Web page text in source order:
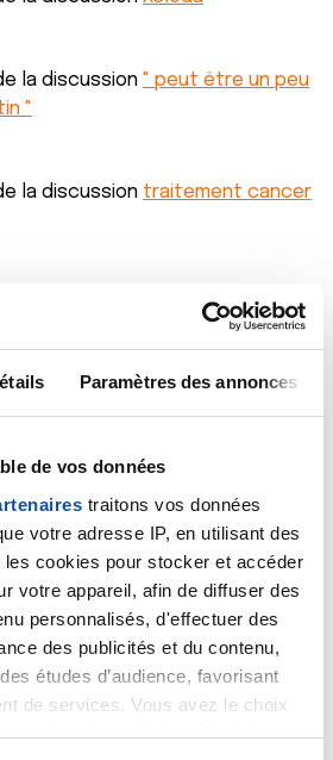
Paramètres des annonces
de vos données
traitons vos données
votre adresse IP, en utilisant des
cookies pour stocker et accéder
votre appareil, afin de diffuser des
personnalisés, d'effectuer des
des publicités et du contenu,
études d’audience, favorisant
de services. Vous avez le choix
vos données et à leurs finalités.
la discussion " peut être un peu
"
la discussion traitement cancer
Qui a raison ?
la discussionRésultats suite
la discussionQui a raison ?
la discussion traitement cancer
la discussion Suite traitement